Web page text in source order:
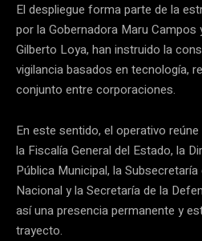
El despliegue forma parte de la
por la Gobernadora Maru Campos
Gilberto Loya, han instruido la
vigilancia basados en tecnología,
conjunto entre corporaciones.
En este sentido, el operativo
la Fiscalía General del Estado, la
Pública Municipal, la
Nacional y la Secretaría de la
así una presencia permanente y
trayecto.